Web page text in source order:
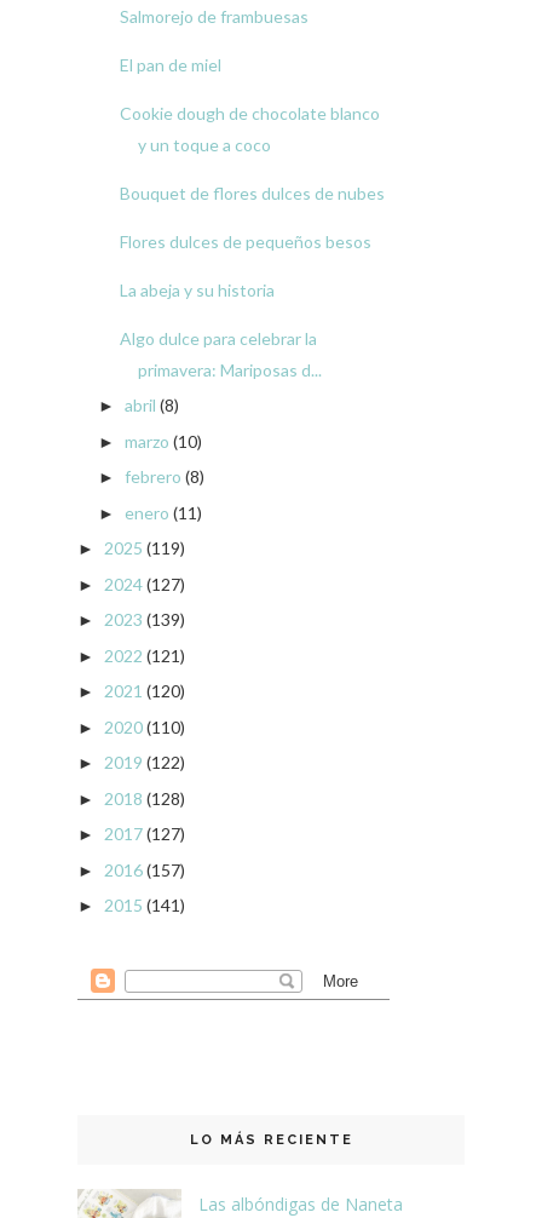
Salmorejo de frambuesas
El pan de miel
Cookie dough de chocolate blanco
y un toque a coco
Bouquet de flores dulces de nubes
Flores dulces de pequeños besos
La abeja y su historia
Algo dulce para celebrar la
primavera: Mariposas d...
► abril (8)
► marzo (10)
► febrero (8)
► enero (11)
► 2025 (119)
► 2024(127)
► 2023 (139)
► 2022 (121)
► 2021 (120)
► 2020(110)
► 2019 (122)
► 2018 (128)
► 2017(127)
► 2016(157)
► 2015 (141)
LO MÁS RECIENTE
Las albóndigas de Naneta